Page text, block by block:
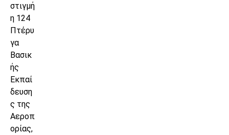
στιγμή
η 124
Πτέρυ
γα
Βασικ
ής
Εκπαί
δευση
ς της
Αεροπ
ορίας,